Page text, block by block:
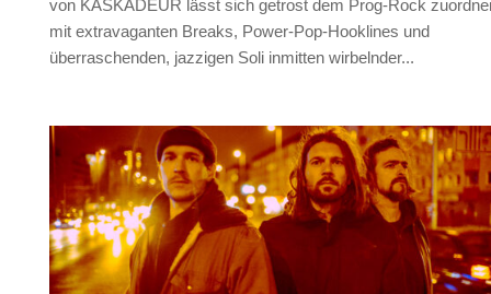
von KASKADEUR lässt sich getrost dem Prog-Rock
mit extravaganten Breaks, Power-Pop-Hooklines und
überraschenden, jazzigen Soli inmitten wirbelnder...